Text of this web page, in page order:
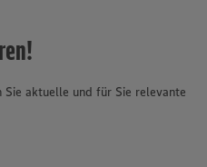
aktuelle und für Sie relevante